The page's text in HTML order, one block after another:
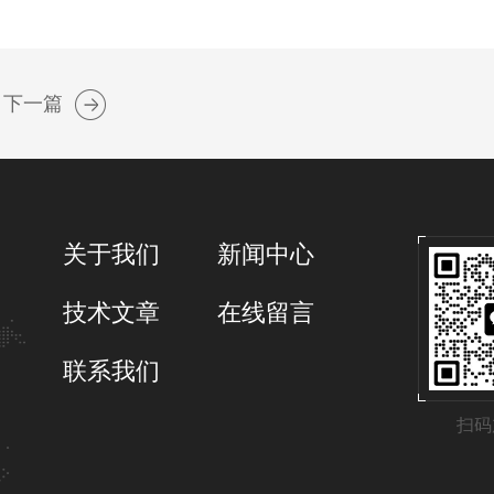
下一篇
扫
关于我们 新闻中心
技术文章 在线留言
联系我们